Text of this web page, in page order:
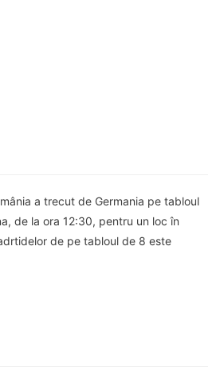
a trecut de Germania pe tabloul
de la ora 12:30, pentru un loc în
de pe tabloul de 8 este